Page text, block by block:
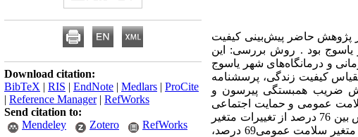
پژوهش حاضر پیش‌بینی کیفیت
یاسوج بود . روش بررسی: این
به مراکز درمانی و درمانگاه‌های شهر یاسوج
کیفیت زندگی، پرسشنامه
ضریب همبستگی پیرسون و
عمومی‌ و حمایت اجتماعی
رابطه معنی‌داری یافت شد(001/0p<). نتایج حاصل از تحلیل رگرسیون نشان داد که همه متغیرهای پیش بین 76 درصد از تغییرات متغیر
ملاک (کیفیت زندگی) را پیش‌بینی می‌کنند، علاوه براین نتایج تحلیل رگرسیون گام به گام نشان داد که متغیر سلامت عمومی‌69 درصد،
Download citation:
BibTeX | RIS | EndNote | Medlars | ProCite
| Reference Manager| RefWorks
Send citation to:
Mendeley
Zotero RefWorks